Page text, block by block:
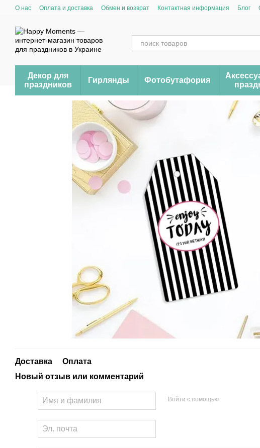
Перейти к основному контенту
О нас Оплата и доставка Обмен и возврат Контактная информация Блог
Декор для
праздников
Гирлянды Фотобутафория
Доставка
Оплата
Новый отзыв или комментарий
Войти с помощью